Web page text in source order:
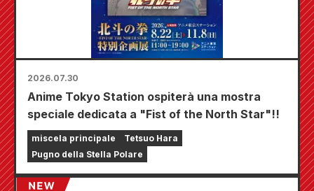
2026.07.30
Anime Tokyo Station ospiterà una mostra
speciale dedicata a "Fist of the North Star"!!
miscela principale
Tetsuo Hara
Pugno della Stella Polare